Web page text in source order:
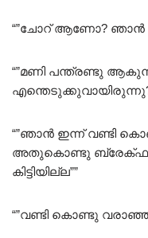
“”ചോറ് ആണോ? ഞാൻ
“”മണി പന്ത്രണ്ടു
“”ഞാൻ ഇന്ന് വണ്ടി
അതുകൊണ്ടു
കിട്ടിയില്ല””
“”വണ്ടി കൊണ്ടു